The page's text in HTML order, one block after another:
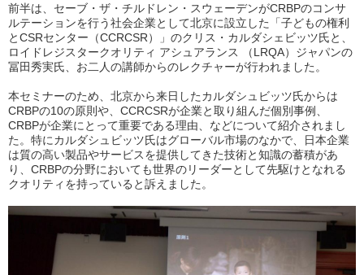
前半は、セーブ・ザ・チルドレン・スウェーデンがCRBPのコンサ
ルテーションを行う社会企業として北京に設立した「子どもの権利
とCSRセンター（CCRCSR）」のクリス・カルダシェビッツ氏と、
ロイドレジスタークオリティ アシュアランス （LRQA）ジャパンの
冨田秀実氏、お二人の講師からのレクチャーが行われました。
本セミナーのため、北京から来日したカルダシュビッツ氏からは
CRBPの10の原則や、CCRCSRが企業と取り組んだ個別事例、
CRBPが企業にとって重要である理由、などについて紹介されまし
た。特にカルダシュビッツ氏はグローバル市場のなかで、日本企業
は質の高い製品やサービスを提供してきた技術と知識の蓄積があ
り、CRBPの分野においても世界のリーダーとして先駆けとなれる
クオリティを持っていると訴えました。